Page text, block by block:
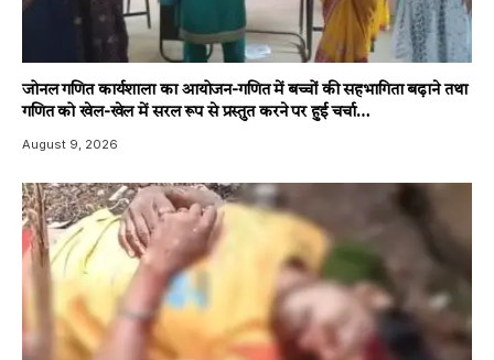
जोनल गणित कार्यशाला का आयोजन-गणित में बच्चों की सहभागिता बढ़ाने तथा
गणित को खेल-खेल में सरल रूप से प्रस्तुत करने पर हुई चर्चा…
August 9, 2026